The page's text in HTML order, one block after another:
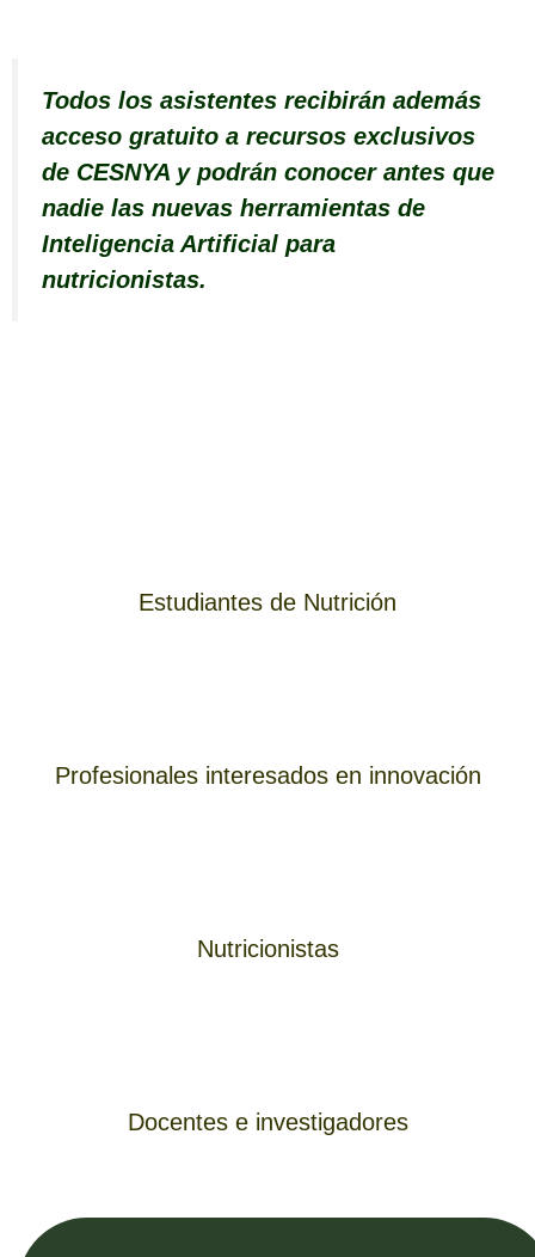
Todos los asistentes recibirán además
acceso gratuito a recursos exclusivos
de CESNYA y podrán conocer antes que
nadie las nuevas herramientas de
Inteligencia Artificial para
nutricionistas.
Estudiantes de Nutrición
Profesionales interesados en innovación
Nutricionistas
Docentes e investigadores